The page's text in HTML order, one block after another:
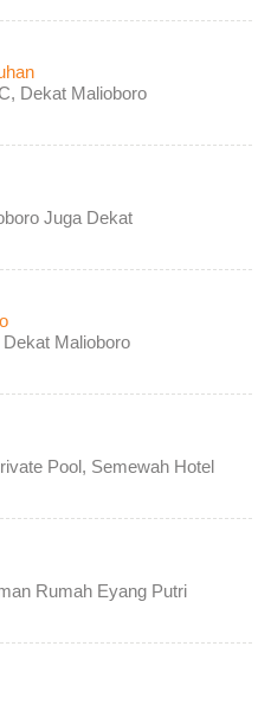
Dekat Malioboro
Juga Dekat
Malioboro
Pool, Semewah Hotel
Rumah Eyang Putri